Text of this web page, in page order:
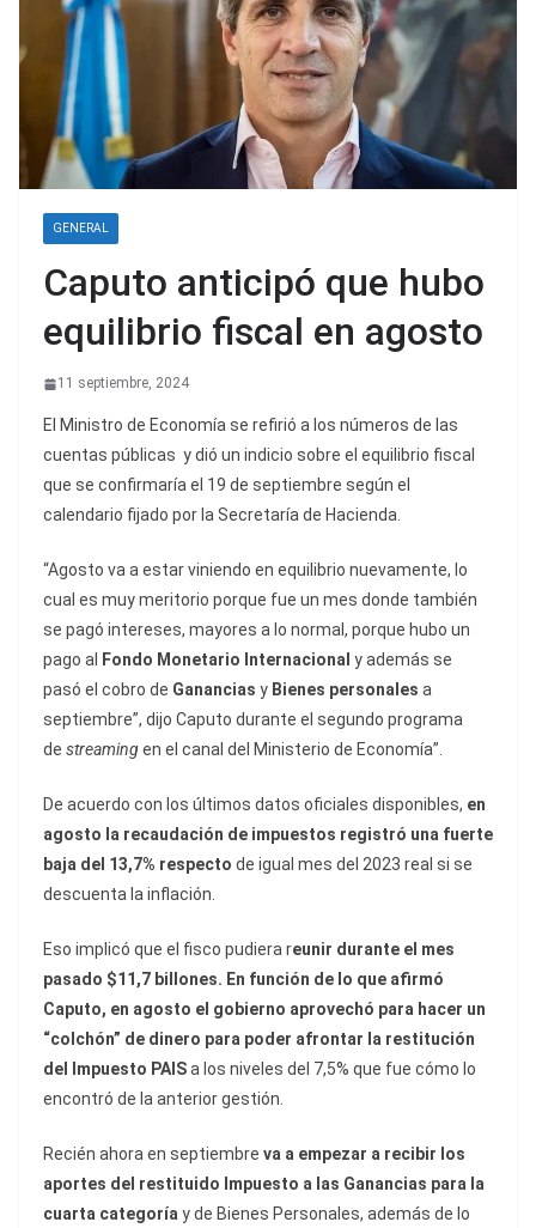
GENERAL
Caputo anticipó que hubo
equilibrio fiscal en agosto
11 septiembre, 2024
El Ministro de Economía se refirió a los números de las
cuentas públicas y dió un indicio sobre el equilibrio fiscal
que se confirmaría el 19 de septiembre según el
calendario fijado por la Secretaría de Hacienda.
“Agosto va a estar viniendo en equilibrio nuevamente, lo
cual es muy meritorio porque fue un mes donde también
se pagó intereses, mayores a lo normal, porque hubo un
pago al
Fondo Monetario Internacional y además se
pasó el cobro de Ganancias y Bienes personales a
septiembre”, dijo Caputo durante el segundo programa
de streamingen el canal del Ministerio de Economía”.
De acuerdo con los últimos datos oficiales disponibles, en
agosto la recaudación de impuestos registró una fuerte
baja del 13,7% respecto de igual mes del 2023 real si se
descuenta la inflación.
Eso implicó que el fisco pudiera reunir durante el mes
pasado $11,7 billones. En función de lo que afirmó
Caputo, en agosto el gobierno aprovechó para hacer un
“colchón” de dinero para poder afrontar la restitución
del Impuesto PAISa los niveles del 7,5% que fue cómo lo
encontró de la anterior gestión.
Recién ahora en septiembre va a empezar a recibir los
aportes del restituido Impuesto a las Ganancias para la
cuarta categoría y de Bienes Personales, además de lo